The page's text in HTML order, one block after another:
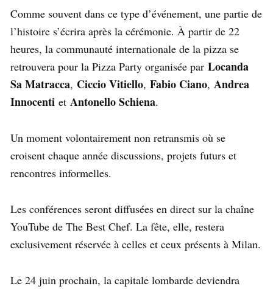
Comme souvent dans ce type d’événement, une partie de
l’histoire s’écrira après la cérémonie. À partir de 22
heures, la communauté internationale de la pizza se
retrouvera pour la Pizza Party organisée par Locanda
Sa Matracca, Ciccio Vitiello, Fabio Ciano, Andrea
Innocenti et Antonello Schiena.
Un moment volontairement non retransmis où se
croisent chaque année discussions, projets futurs et
rencontres informelles.
Les conférences seront diffusées en direct sur la chaîne
YouTube de The Best Chef. La fête, elle, restera
exclusivement réservée à celles et ceux présents à Milan.
Le 24 juin prochain, la capitale lombarde deviendra